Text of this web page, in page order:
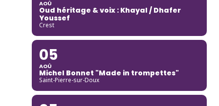
AOÛ
Oud héritage & voix : Khayal / Dhafer
Youssef
Crest
05
AOÛ
Michel Bonnet "Made in trompettes"
Saint-Pierre-sur-Doux